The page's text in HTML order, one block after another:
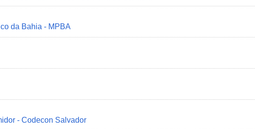
da Bahia - MPBA
- Codecon Salvador